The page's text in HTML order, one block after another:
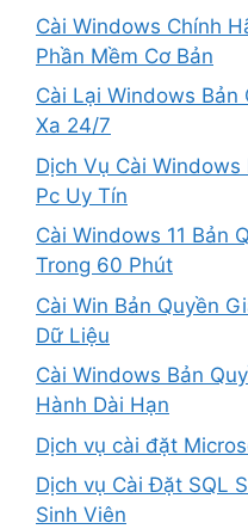
Cài Windows Chính
Phần Mềm Cơ Bản
Cài Lại Windows Bản
Xa 24/7
Dịch Vụ Cài
Pc Uy Tín
Cài Windows 11 Bản
Trong 60 Phút
Cài Win Bản Quyền
Dữ Liệu
Cài Windows Bản
Hành Dài Hạn
Dịch vụ cài đặt
Dịch vụ Cài Đặt SQL
Sinh Viên